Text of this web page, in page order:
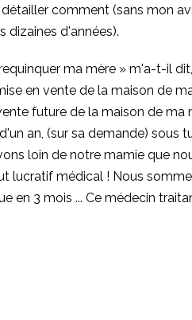
comment (sans mon
dizaines d'années).
ma mère » m'a-t-il
en vente de la maison de
future de la maison de ma
an, (sur sa demande)
loin de notre mamie que
lucratif médical ! Nous
en 3 mois ... Ce médecin